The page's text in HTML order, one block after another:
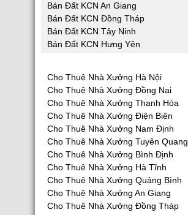
Bán Đất KCN An Giang
Bán Đất KCN Đồng Tháp
Bán Đất KCN Tây Ninh
Bán Đất KCN Hưng Yên
Cho Thuê Nhà Xưởng Hà Nội
Cho Thuê Nhà Xưởng Đồng Nai
Cho Thuê Nhà Xưởng Thanh Hóa
Cho Thuê Nhà Xưởng Điện Biên
Cho Thuê Nhà Xưởng Nam Định
Cho Thuê Nhà Xưởng Tuyên Quang
Cho Thuê Nhà Xưởng Bình Định
Cho Thuê Nhà Xưởng Hà Tĩnh
Cho Thuê Nhà Xưởng Quảng Bình
Cho Thuê Nhà Xưởng An Giang
Cho Thuê Nhà Xưởng Đồng Tháp